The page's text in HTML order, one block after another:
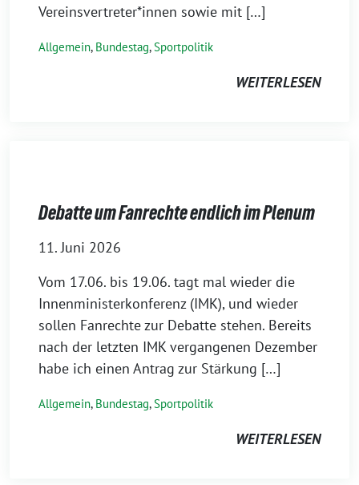
Vereinsvertreter*innen sowie mit […]
Allgemein, Bundestag,Sportpolitik
WEITERLESEN
Debatte um Fanrechte endlich im Plenum
11. Juni 2026
Vom 17.06. bis 19.06. tagt mal wieder die
Innenministerkonferenz (IMK), und wieder
sollen Fanrechte zur Debatte stehen. Bereits
nach der letzten IMK vergangenen Dezember
habe ich einen Antrag zur Stärkung […]
Allgemein, Bundestag,Sportpolitik
WEITERLESEN